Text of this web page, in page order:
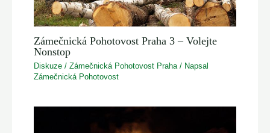
Zámečnická Pohotovost Praha 3 – Volejte
Nonstop
Diskuze /Zámečnická Pohotovost Praha / Napsal
Zámečnická Pohotovost